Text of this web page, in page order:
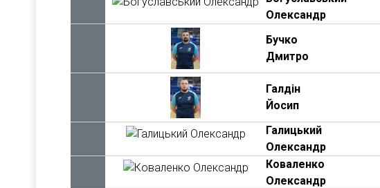
Олександр
Бучко
Дмитро
Галдін
Йосип
Галицький
Олександр
Коваленко
Олександр